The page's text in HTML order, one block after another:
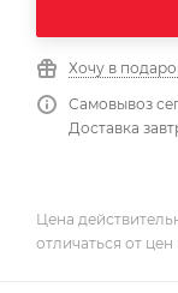
Хочу в
Самовывоз
Доставка
Цена
отличаться от